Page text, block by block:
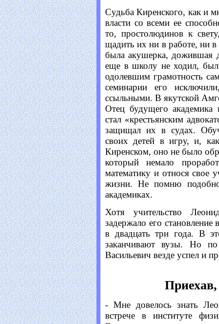
Судьба Киренского, как и
власти со всеми ее
то, простолюдинов к
щадить их ни в работе, ни
была акушерка, дожившая
еще в школу не ходил,
одолевшим грамотность
семинарии его
ссыльными. В якутской
Отец будущего академика
стал «крестьянским
защищал их в судах.
своих детей в игру, и,
Киренском, оно не было
который немало
математику и относя свое
жизни. Не помню
академиках.
Хотя учительство
задержало его
в двадцать три года. В
заканчивают вузы. Но
Васильевич везде успел и
- Мне довелось знать
встрече в институте